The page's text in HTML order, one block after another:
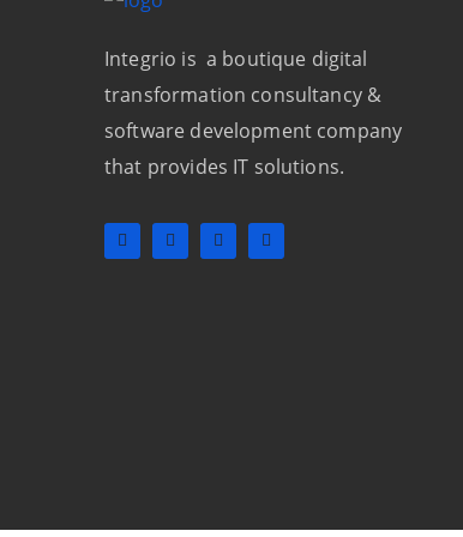
Integrio is a boutique digital
transformation consultancy &
software development company
that provides IT solutions.